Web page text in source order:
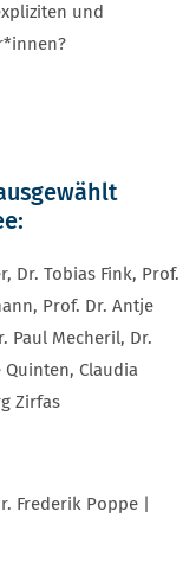
und
Dr. Tobias Fink, Prof.
Prof. Dr. Antje
Paul Mecheril, Dr.
Claudia
Zirfas
Frederik Poppe |